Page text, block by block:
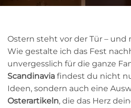
Ostern steht vor der Tür – und
Wie gestalte ich das Fest
unvergesslich für die ganze
Scandinavia findest du nicht
Ideen, sondern auch eine
Osterartikeln, die das Herz